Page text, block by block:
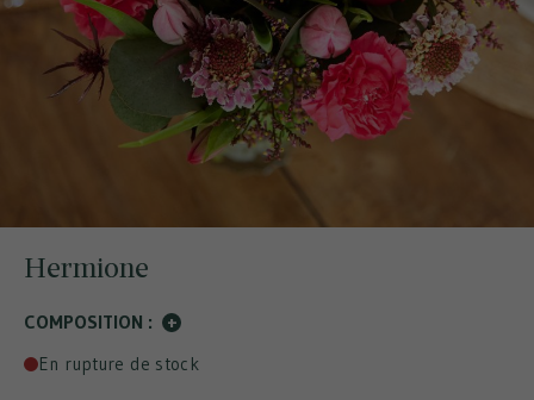
Hermione
COMPOSITION : +
En rupture de stock